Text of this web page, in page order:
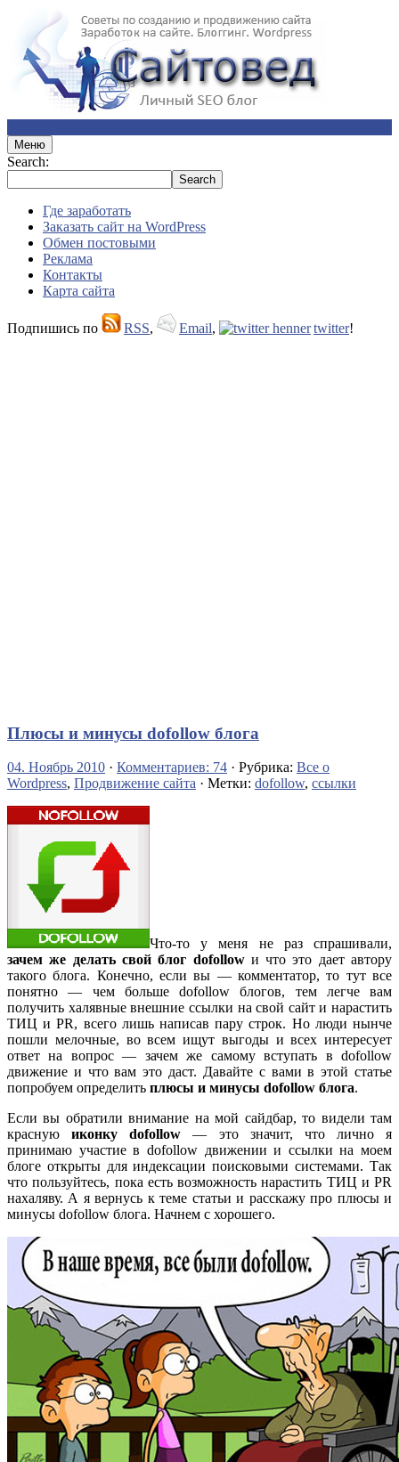
Меню
Search:
Где заработать
Заказать сайт на WordPress
Обмен постовыми
Реклама
Контакты
Карта сайта
Подпишись по RSS, Email, twitter!
Плюсы и минусы dofollow блога
04. Ноябрь 2010 · Комментариев: 74 · Рубрика: Все о
Wordpress, Продвижение сайта · Метки: dofollow, ссылки
Что-то у меня не раз спрашивали,
зачем же делать свой блог dofollowи что это дает автору
такого блога. Конечно, если вы — комментатор, то тут все
понятно — чем больше dofollow блогов, тем легче вам
получить халявные внешние ссылки на свой сайт и нарастить
ТИЦ и PR, всего лишь написав пару строк. Но люди нынче
пошли мелочные, во всем ищут выгоды и всех интересует
ответ на вопрос — зачем же самому вступать в dofollow
движение и что вам это даст. Давайте с вами в этой статье
попробуем определить плюсы и минусы dofollow блога.
Если вы обратили внимание на мой сайдбар, то видели там
краснуюиконку dofollow — это значит, что лично я
принимаю участие в dofollow движении и ссылки на моем
блоге открыты для индексации поисковыми системами. Так
что пользуйтесь, пока есть возможность нарастить ТИЦ и PR
нахаляву. А я вернусь к теме статьи и расскажу про плюсы и
минусы dofollow блога. Начнем с хорошего.